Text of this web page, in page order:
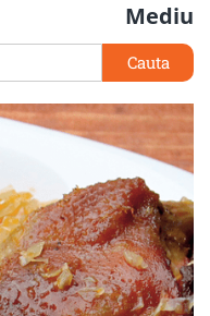
Mediu
Cauta